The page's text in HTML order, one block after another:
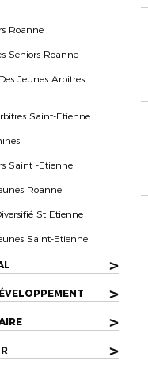
Roanne
Seniors Roanne
Jeunes Arbitres
Saint-Etienne
Saint -Etienne
Roanne
St Etienne
Saint-Etienne
>
>
>
>